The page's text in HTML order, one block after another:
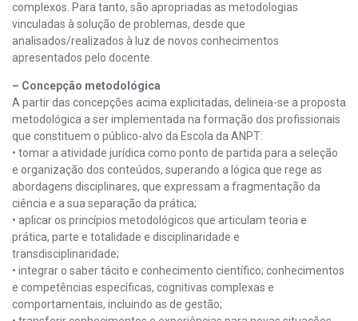
complexos. Para tanto, são apropriadas as metodologias
vinculadas à solução de problemas, desde que
analisados/realizados à luz de novos conhecimentos
apresentados pelo docente.
– Concepção metodológica
A partir das concepções acima explicitadas, delineia-se a proposta
metodológica a ser implementada na formação dos profissionais
que constituem o público-alvo da Escola da ANPT:
• tomar a atividade jurídica como ponto de partida para a seleção
e organização dos conteúdos, superando a lógica que rege as
abordagens disciplinares, que expressam a fragmentação da
ciência e a sua separação da prática;
• aplicar os princípios metodológicos que articulam teoria e
prática, parte e totalidade e disciplinaridade e
transdisciplinaridade;
• integrar o saber tácito e conhecimento científico; conhecimentos
e competências específicas, cognitivas complexas e
comportamentais, incluindo as de gestão;